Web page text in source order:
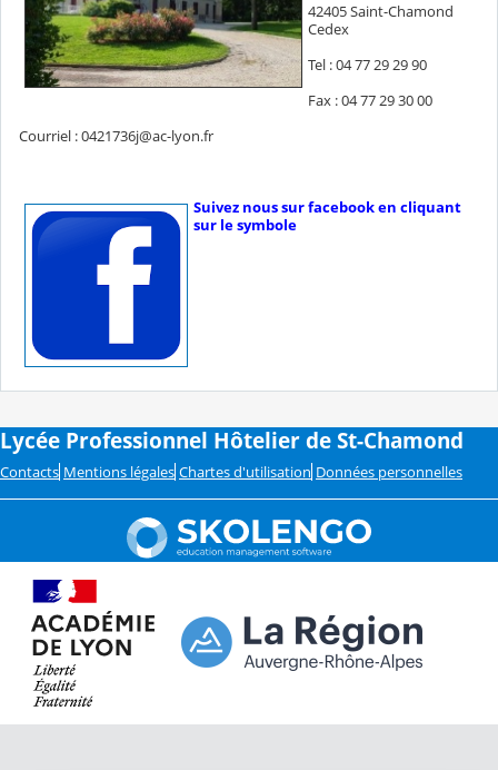
42405 Saint-Chamond
Cedex
Tel : 04 77 29 29 90
Fax : 04 77 29 30 00
Courriel : 0421736j@ac-lyon.fr
Suivez nous sur facebook en cliquant
sur le symbole
Lycée Professionnel Hôtelier de St-Chamond
Contacts Mentions légales Chartes d'utilisation Données personnelles